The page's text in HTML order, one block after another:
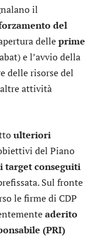
il
del
delleprime
e l’avvio della
delle risorse del
attività
ulteriori
del Piano
target conseguiti
Sul fronte
le firme di CDP
aderito
(PRI)